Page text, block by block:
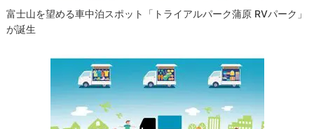
富士山を望める車中泊スポット「トライアルパーク蒲原 RVパーク」
が誕生